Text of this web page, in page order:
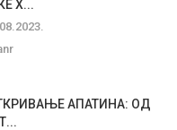
Х...
АПАТИНА: ОД